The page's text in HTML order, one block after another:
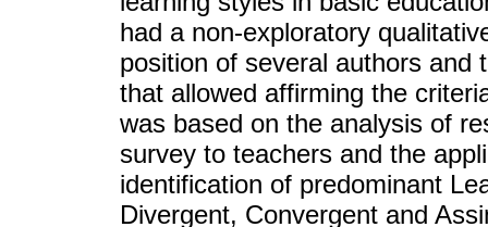
had a non-exploratory
position of several authors and
that allowed affirming the
was based on the analysis of
survey to teachers and the
identification of predominant
Divergent, Convergent and